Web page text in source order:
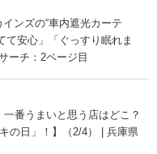
ンズの“車内遮光カーテ
安心」「ぐっすり眠れま
ーチ：2ページ目
番うまいと思う店はどこ？
の日」！】（2/4） | 兵庫県